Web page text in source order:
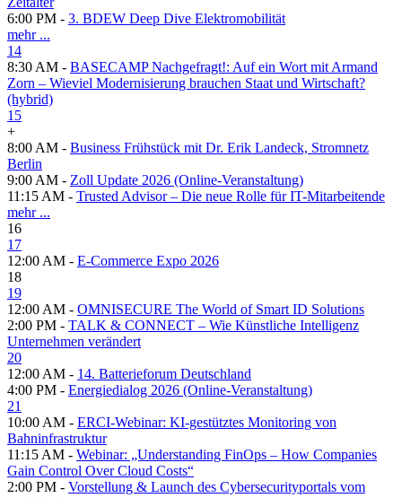
6:00 PM - 3. BDEW Deep Dive Elektromobilität
mehr ...
14
8:30 AM - BASECAMP Nachgefragt!: Auf ein Wort mit Armand
Zorn – Wieviel Modernisierung brauchen Staat und Wirtschaft?
(hybrid)
15
+
8:00 AM - Business Frühstück mit Dr. Erik Landeck, Stromnetz
Berlin
9:00 AM - Zoll Update 2026 (Online-Veranstaltung)
11:15 AM - Trusted Advisor – Die neue Rolle für IT-Mitarbeitende
mehr ...
16
17
12:00 AM - E-Commerce Expo 2026
18
19
12:00 AM - OMNISECURE The World of Smart ID Solutions
2:00 PM - TALK & CONNECT – Wie Künstliche Intelligenz
Unternehmen verändert
20
12:00 AM - 14. Batterieforum Deutschland
4:00 PM - Energiedialog 2026 (Online-Veranstaltung)
21
10:00 AM - ERCI-Webinar: KI-gestütztes Monitoring von
Bahninfrastruktur
11:15 AM - Webinar: „Understanding FinOps – How Companies
Gain Control Over Cloud Costs“
2:00 PM - Vorstellung & Launch des Cybersecurityportals vom